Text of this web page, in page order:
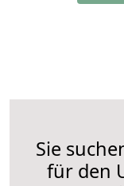
Sie
für den